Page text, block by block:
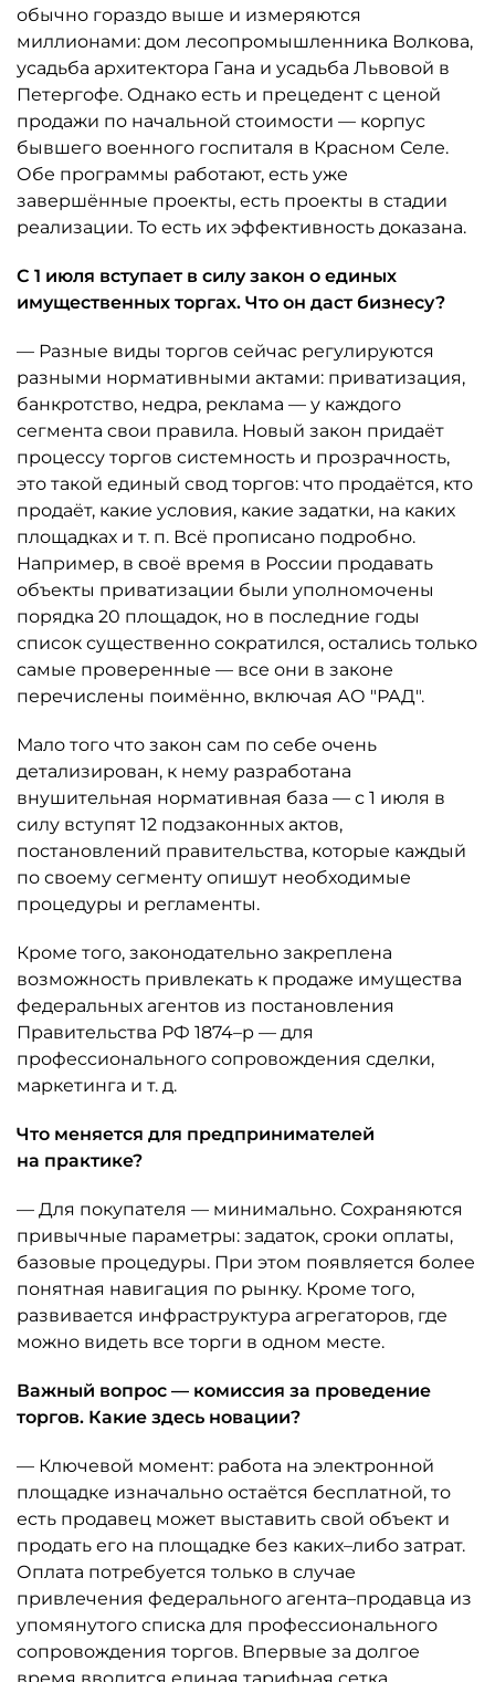
обычно гораздо выше и измеряются
миллионами: дом лесопромышленника Волкова,
усадьба архитектора Гана и усадьба Львовой в
Петергофе. Однако есть и прецедент с ценой
продажи по начальной стоимости — корпус
бывшего военного госпиталя в Красном Селе.
Обе программы работают, есть уже
завершённые проекты, есть проекты в стадии
реализации. То есть их эффективность доказана.
С 1 июля вступает в силу закон о единых
имущественных торгах. Что он даст бизнесу?
— Разные виды торгов сейчас регулируются
разными нормативными актами: приватизация,
банкротство, недра, реклама — у каждого
сегмента свои правила. Новый закон придаёт
процессу торгов системность и прозрачность,
это такой единый свод торгов: что продаётся, кто
продаёт, какие условия, какие задатки, на каких
площадках и т. п. Всё прописано подробно.
Например, в своё время в России продавать
объекты приватизации были уполномочены
порядка 20 площадок, но в последние годы
список существенно сократился, остались только
самые проверенные — все они в законе
перечислены поимённо, включая АО "РАД".
Мало того что закон сам по себе очень
детализирован, к нему разработана
внушительная нормативная база — с 1 июля в
силу вступят 12 подзаконных актов,
постановлений правительства, которые каждый
по своему сегменту опишут необходимые
процедуры и регламенты.
Кроме того, законодательно закреплена
возможность привлекать к продаже имущества
федеральных агентов из постановления
Правительства РФ 1874–р — для
профессионального сопровождения сделки,
маркетинга и т. д.
Что меняется для предпринимателей
на практике?
— Для покупателя — минимально. Сохраняются
привычные параметры: задаток, сроки оплаты,
базовые процедуры. При этом появляется более
понятная навигация по рынку. Кроме того,
развивается инфраструктура агрегаторов, где
можно видеть все торги в одном месте.
Важный вопрос — комиссия за проведение
торгов. Какие здесь новации?
— Ключевой момент: работа на электронной
площадке изначально остаётся бесплатной, то
есть продавец может выставить свой объект и
продать его на площадке без каких–либо затрат.
Оплата потребуется только в случае
привлечения федерального агента–продавца из
упомянутого списка для профессионального
сопровождения торгов. Впервые за долгое